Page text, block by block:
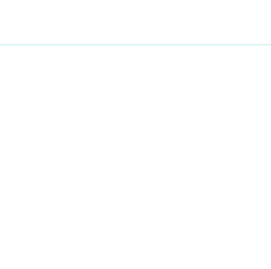
これからどうしたらよろしいでしょ